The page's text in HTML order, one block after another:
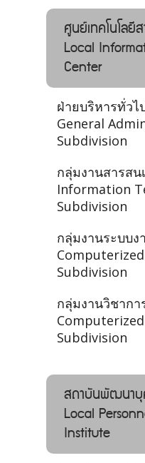
ศูนย์เทคโนโล
Local
Center
ฝ่ายบริหารทั่วไ
General
Subdivision
กลุ่มงานสารสน
Information
Subdivision
กลุ่มงานระบบ
Subdivision
กลุ่มงานวิชาก
Subdivision
สถาบันพัฒนา
Local
Institute